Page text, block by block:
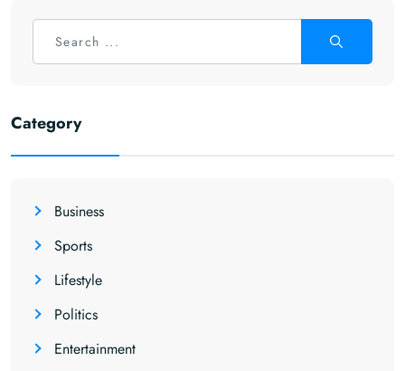
Category
Business
Sports
Lifestyle
Politics
Entertainment